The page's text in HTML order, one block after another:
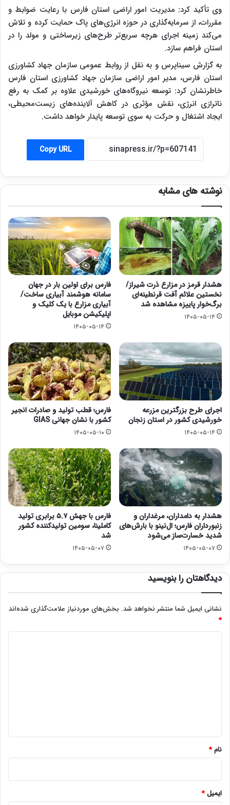
وی تأکید کرد: مدیریت امور اراضی استان فارس با رعایت ضوابط و
مقررات، از سرمایه‌گذاری در حوزه انرژی‌های پاک حمایت کرده و تلاش
می‌کند زمینه اجرای هرچه سریع‌تر طرح‌های زیرساختی و مولد را در
استان فراهم سازد.
به گزارش سیناپرس و به نقل از روابط عمومی سازمان جهاد کشاورزی
استان فارس، مدیر امور اراضی سازمان جهاد کشاورزی استان فارس
خاطرنشان کرد: توسعه نیروگاه‌های خورشیدی علاوه بر کمک به رفع
ناترازی انرژی، نقش مؤثری در کاهش آلاینده‌های زیست‌محیطی،
ایجاد اشتغال و حرکت به سوی توسعه پایدار خواهد داشت.
Copy URL
نوشته های مشابه
هشدار قرمز در مزارع ذرت شیراز/
نخستین علائم آفت قرنطینه‌ای
برگ‌خوار پاییزه مشاهده شد
۱۴۰۵-۰۵-۱۴
فارس برای اولین بار در جهان
سامانه هوشمند آبیاری ساخت/
آبیاری مزارع با یک کلیک و
اپلیکیشن موبایل
۱۴۰۵-۰۵-۱۴
اجرای طرح بزرگترین مزرعه
خورشیدی کشور در استان زنجان
۱۴۰۵-۰۵-۱۴
فارس؛ قطب تولید و صادرات انجیر
کشور با نشان جهانی GIAS
۱۴۰۵-۰۵-۱۰
هشدار به دامداران، مرغداران و
زنبورداران فارس؛ ال‌نینو با بارش‌های
شدید خسارت‌ساز می‌شود
۱۴۰۵-۰۵-۰۷
فارس با جهش ۵.۷ برابری تولید
کاملینا، سومین تولیدکننده کشور
شد
۱۴۰۵-۰۵-۰۷
دیدگاهتان را بنویسید
نشانی ایمیل شما منتشر نخواهد شد. بخش‌های موردنیاز علامت‌گذاری شده‌اند
*
نام*
ایمیل*